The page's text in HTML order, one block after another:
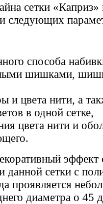
сетки
следующих
способа
шишками,
и цвета нити, а
в одной сетке,
цвета нити и
эффект
данной сетки с
проявляется
диаметра о 45